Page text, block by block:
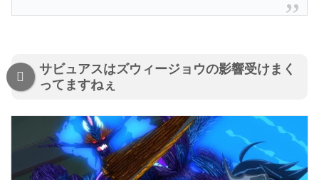
サビュアスはズウィージョウの影響受けまく
ってますねぇ